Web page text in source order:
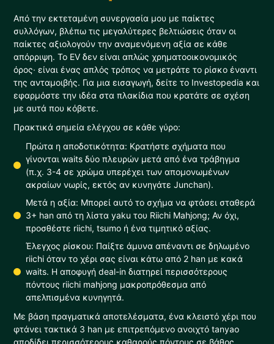
Από την εκτεταμένη συνεργασία μου με παίκτες
συλλόγων, βλέπω τις μεγαλύτερες βελτιώσεις όταν οι
παίκτες αξιολογούν την αναμενόμενη αξία σε κάθε
απόρριψη. Το EV δεν είναι απλώς χρηματοοικονομικός
όρος· είναι ένας απλός τρόπος να μετράτε το ρίσκο έναντι
της ανταμοιβής. Για μια εισαγωγή, δείτε το Investopedia και
εφαρμόστε την ιδέα στα πλακίδια που κρατάτε σε σχέση
με αυτά που κόβετε.
Πρακτικά σημεία ελέγχου σε κάθε γύρο:
Πρώτα η αποδοτικότητα: Κρατήστε σχήματα που
γίνονται waits δύο πλευρών μετά από ένα τράβηγμα
(π.χ. 3-4 σε χρώμα υπερέχει των απομονωμένων
ακραίων νωρίς, εκτός αν κυνηγάτε Junchan).
Μετά η αξία: Μπορεί αυτό το σχήμα να φτάσει σταθερά
3+ han από τη λίστα yaku του Riichi Mahjong; Αν όχι,
προσθέστε riichi, tsumo ή ένα τιμητικό αξίας.
Έλεγχος ρίσκου: Παίξτε άμυνα απέναντι σε δηλωμένο
riichi όταν το χέρι σας είναι κάτω από 2 han με κακά
waits. Η αποφυγή deal-in διατηρεί περισσότερους
πόντους riichi mahjong μακροπρόθεσμα από
απελπισμένα κυνηγητά.
Με βάση πραγματικά αποτελέσματα, ένα κλειστό χέρι που
φτάνει τακτικά 3 han με επιτρεπόμενο ανοιχτό tanyao
αποδίδει περισσότερους καθαρούς πόντους σε βάθος